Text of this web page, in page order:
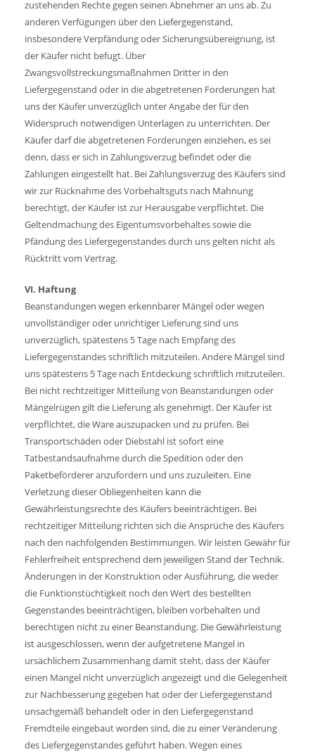
zustehenden Rechte gegen seinen Abnehmer an uns ab. Zu
anderen Verfügungen über den Liefergegenstand,
insbesondere Verpfändung oder Sicherungsübereignung, ist
der Käufer nicht befugt. Über
Zwangsvollstreckungsmaßnahmen Dritter in den
Liefergegenstand oder in die abgetretenen Forderungen hat
uns der Käufer unverzüglich unter Angabe der für den
Widerspruch notwendigen Unterlagen zu unterrichten. Der
Käufer darf die abgetretenen Forderungen einziehen, es sei
denn, dass er sich in Zahlungsverzug befindet oder die
Zahlungen eingestellt hat. Bei Zahlungsverzug des Käufers sind
wir zur Rücknahme des Vorbehaltsguts nach Mahnung
berechtigt, der Käufer ist zur Herausgabe verpflichtet. Die
Geltendmachung des Eigentumsvorbehaltes sowie die
Pfändung des Liefergegenstandes durch uns gelten nicht als
Rücktritt vom Vertrag.
VI. Haftung
Beanstandungen wegen erkennbarer Mängel oder wegen
unvollständiger oder unrichtiger Lieferung sind uns
unverzüglich, spätestens 5 Tage nach Empfang des
Liefergegenstandes schriftlich mitzuteilen. Andere Mängel sind
uns spätestens 5 Tage nach Entdeckung schriftlich mitzuteilen.
Bei nicht rechtzeitiger Mitteilung von Beanstandungen oder
Mängelrügen gilt die Lieferung als genehmigt. Der Käufer ist
verpflichtet, die Ware auszupacken und zu prüfen. Bei
Transportschäden oder Diebstahl ist sofort eine
Tatbestandsaufnahme durch die Spedition oder den
Paketbeförderer anzufordern und uns zuzuleiten. Eine
Verletzung dieser Obliegenheiten kann die
Gewährleistungsrechte des Käufers beeinträchtigen. Bei
rechtzeitiger Mitteilung richten sich die Ansprüche des Käufers
nach den nachfolgenden Bestimmungen. Wir leisten Gewähr für
Fehlerfreiheit entsprechend dem jeweiligen Stand der Technik.
Änderungen in der Konstruktion oder Ausführung, die weder
die Funktionstüchtigkeit noch den Wert des bestellten
Gegenstandes beeinträchtigen, bleiben vorbehalten und
berechtigen nicht zu einer Beanstandung. Die Gewährleistung
ist ausgeschlossen, wenn der aufgetretene Mangel in
ursächlichem Zusammenhang damit steht, dass der Käufer
einen Mangel nicht unverzüglich angezeigt und die Gelegenheit
zur Nachbesserung gegeben hat oder der Liefergegenstand
unsachgemäß behandelt oder in den Liefergegenstand
Fremdteile eingebaut worden sind, die zu einer Veränderung
des Liefergegenstandes geführt haben. Wegen eines